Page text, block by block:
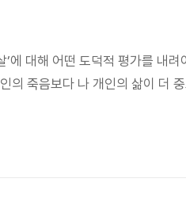
’에 대해 어떤 도덕적 평가를
의 죽음보다 나 개인의 삶이 더